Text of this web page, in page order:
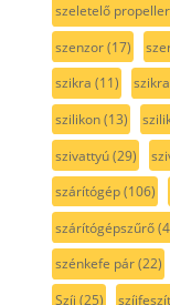
szeletelő propeller
szenzor(17)
szikra (11)
szilikon(13)
szivattyú(29)
szárítógép(106)
szárítógépszűrő
szénkefe pár(22)
Szíj (25)